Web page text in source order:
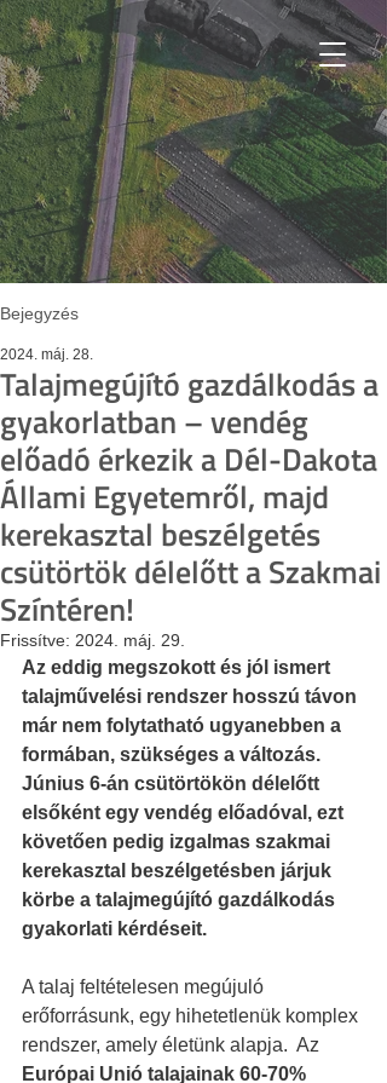
Bejegyzés
Talajmegújító gazdálkodás a
gyakorlatban – vendég
előadó érkezik a Dél-Dakota
Állami Egyetemről, majd
kerekasztal beszélgetés
csütörtök délelőtt a Szakmai
Színtéren!
2024. máj. 28.
Frissítve: 2024. máj. 29.
Az eddig megszokott és jól ismert
talajművelési rendszer hosszú távon
már nem folytatható ugyanebben a
formában, szükséges a változás.
Június 6-án csütörtökön délelőtt
elsőként egy vendég előadóval, ezt
követően pedig izgalmas szakmai
kerekasztal beszélgetésben járjuk
körbe a talajmegújító gazdálkodás
gyakorlati kérdéseit.
A talaj feltételesen megújuló
erőforrásunk, egy hihetetlenük komplex
rendszer, amely életünk alapja.  Az
Európai Unió talajainak 60-70%